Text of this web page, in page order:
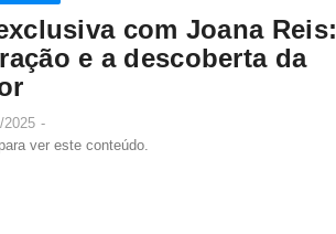
com Joana Reis:
e a descoberta da
2025 -
ver este conteúdo.